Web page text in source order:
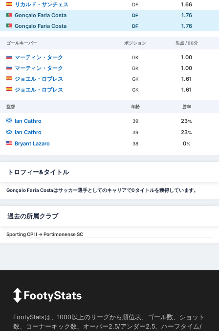
リカルド・サンチェス
DF
1.66
Gonçalo Faria Costa
DF
1.76
Gonçalo Faria Costa
DF 1.76
ゴールキーパー ポジション 失点 / 90分
マーティン・ターク GK
1.00
マーティン・ターク
GK
1.00
ジョエル・ロブレス
GK
1.61
ジョエル・ロブレス
GK 1.61
監督 年齢 勝率
Ian Cathro 39 23%
Ian Cathro 39 23%
Bryant Lazaro 38 0%
トロフィー&タイトル
Gonçalo Faria Costaはサッカー選手としてのキャリアで0タイトルを獲得しています。
過去の所属クラブ
Sporting CP II -> Portimonense SC
FootyStatsは、1000以上のリーグから順位表、ゴール数、ショット
数、コーナーキック数、オーバー2.5/アンダー2.5、ハーフタイム/